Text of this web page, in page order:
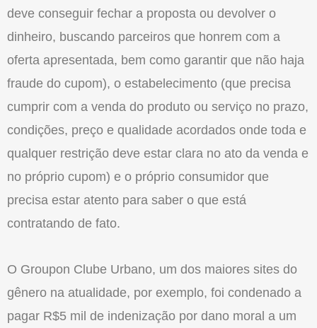
deve conseguir fechar a proposta ou devolver o
dinheiro, buscando parceiros que honrem com a
oferta apresentada, bem como garantir que não haja
fraude do cupom), o estabelecimento (que precisa
cumprir com a venda do produto ou serviço no prazo,
condições, preço e qualidade acordados onde toda e
qualquer restrição deve estar clara no ato da venda e
no próprio cupom) e o próprio consumidor que
precisa estar atento para saber o que está
contratando de fato.
O Groupon Clube Urbano, um dos maiores sites do
gênero na atualidade, por exemplo, foi condenado a
pagar R$5 mil de indenização por dano moral a um